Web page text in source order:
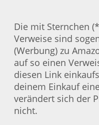
Die mit Sternchen
Verweise sind
(Werbung) zu
auf so einen
diesen Link
deinem Einkauf
verändert sich der
nicht.